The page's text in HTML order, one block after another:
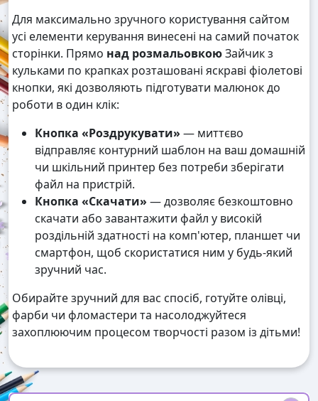
Для максимально зручного користування сайтом
усі елементи керування винесені на самий початок
сторінки. Прямо над розмальовкоюЗайчик з
кульками по крапках розташовані яскраві фіолетові
кнопки, які дозволяють підготувати малюнок до
роботи в один клік:
Кнопка «Роздрукувати» — миттєво
відправляє контурний шаблон на ваш домашній
чи шкільний принтер без потреби зберігати
файл на пристрій.
Кнопка «Скачати» — дозволяє безкоштовно
скачати або завантажити файл у високій
роздільній здатності на комп'ютер, планшет чи
смартфон, щоб скористатися ним у будь-який
зручний час.
Обирайте зручний для вас спосіб, готуйте олівці,
фарби чи фломастери та насолоджуйтеся
захоплюючим процесом творчості разом із дітьми!